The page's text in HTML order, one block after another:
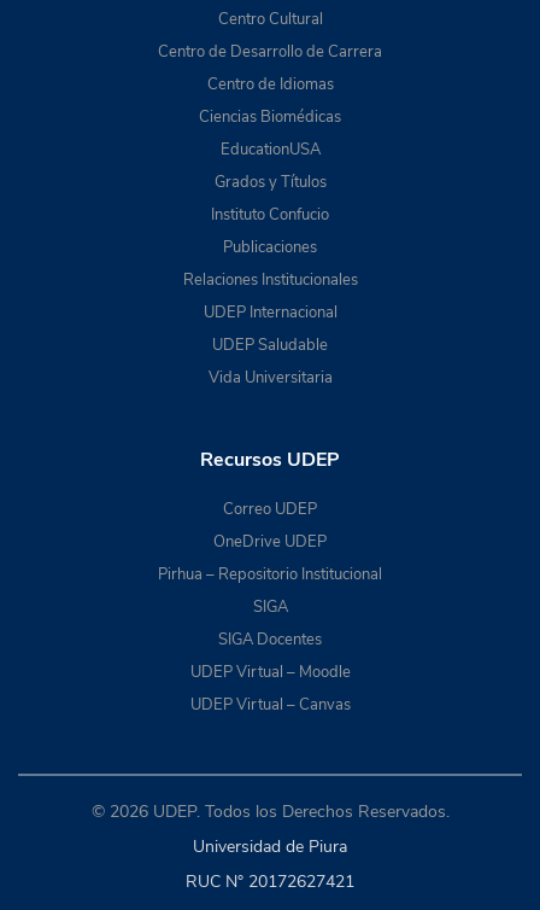
Centro Cultural
Centro de Desarrollo de Carrera
Centro de Idiomas
Ciencias Biomédicas
EducationUSA
Grados y Títulos
Instituto Confucio
Publicaciones
Relaciones Institucionales
UDEP Internacional
UDEP Saludable
Vida Universitaria
Recursos UDEP
Correo UDEP
OneDrive UDEP
Pirhua – Repositorio Institucional
SIGA
SIGA Docentes
UDEP Virtual – Moodle
UDEP Virtual – Canvas
© 2026 UDEP. Todos los Derechos Reservados.
Universidad de Piura
RUC N° 20172627421